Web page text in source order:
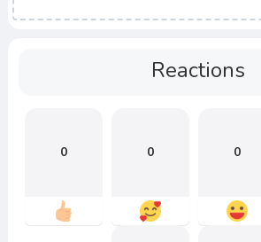
Reactions
0 0 0